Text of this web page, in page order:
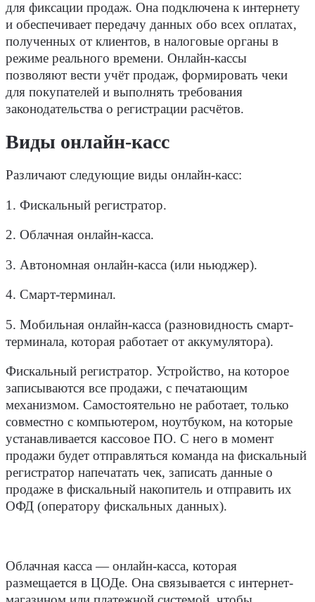
для фиксации продаж. Она подключена к интернету
и обеспечивает передачу данных обо всех оплатах,
полученных от клиентов, в налоговые органы в
режиме реального времени. Онлайн-кассы
позволяют вести учёт продаж, формировать чеки
для покупателей и выполнять требования
законодательства о регистрации расчётов.
Виды онлайн-касс
Различают следующие виды онлайн-касс:
1. Фискальный регистратор.
2. Облачная онлайн-касса.
3. Автономная онлайн-касса (или ньюджер).
4. Смарт-терминал.
5. Мобильная онлайн-касса (разновидность смарт-
терминала, которая работает от аккумулятора).
Фискальный регистратор. Устройство, на которое
записываются все продажи, с печатающим
механизмом. Самостоятельно не работает, только
совместно с компьютером, ноутбуком, на которые
устанавливается кассовое ПО. С него в момент
продажи будет отправляться команда на фискальный
регистратор напечатать чек, записать данные о
продаже в фискальный накопитель и отправить их
ОФД (оператору фискальных данных).
Облачная касса ― онлайн-касса, которая
размещается в ЦОДе. Она связывается с интернет-